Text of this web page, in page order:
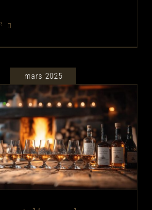
mars 2025
l’eau de tourbiere faconne
unique du whisky
tourbe
Dégustations